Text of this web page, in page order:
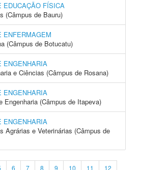
EDUCAÇÃO FÍSICA
(Câmpus de Bauru)
ENFERMAGEM
(Câmpus de Botucatu)
ENGENHARIA
e Ciências (Câmpus de Rosana)
ENGENHARIA
Engenharia (Câmpus de Itapeva)
ENGENHARIA
Agrárias e Veterinárias (Câmpus de
6 7 8 9 10 11 12